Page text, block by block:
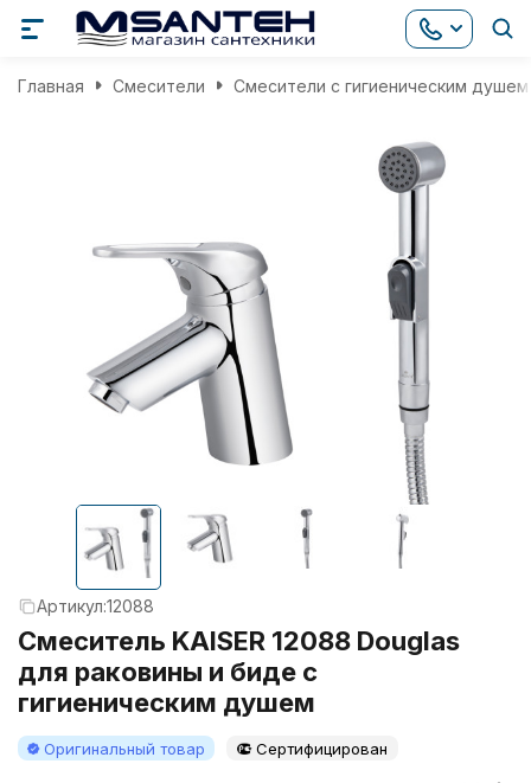
Главная Смесители Смесители с гигиеническим душем
Артикул:12088
Смеситель KAISER 12088 Douglas
для раковины и биде с
гигиеническим душем
Оригинальный товар Сертифицирован